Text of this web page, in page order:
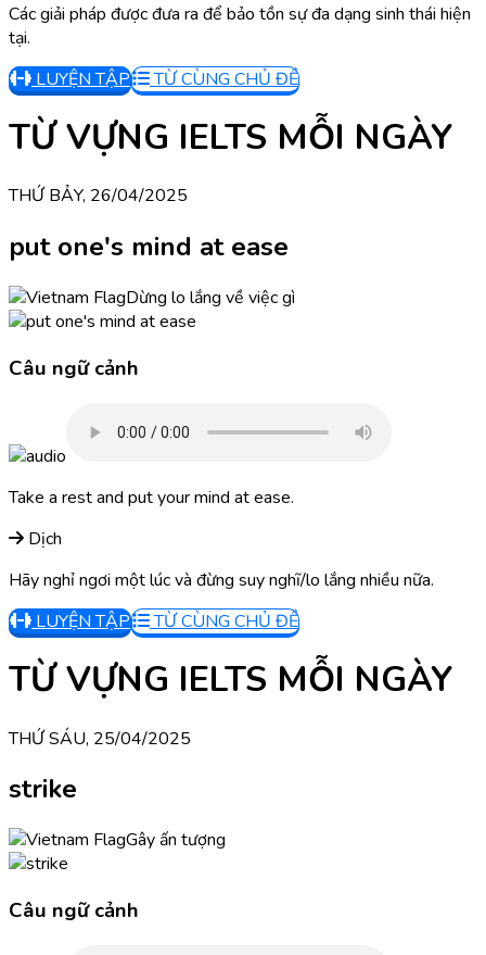
Các giải pháp được đưa ra để bảo tồn sự đa dạng sinh thái hiện
tại.
LUYỆN TẬP
TỪ CÙNG CHỦ ĐỀ
TỪ VỰNG IELTS MỖI NGÀY
THỨ BẢY, 26/04/2025
put one's mind at ease
Dừng lo lắng về việc gì
Câu ngữ cảnh
Take a rest and put your mind at ease.
Dịch
Hãy nghỉ ngơi một lúc và đừng suy nghĩ/lo lắng nhiều nữa.
LUYỆN TẬP
TỪ CÙNG CHỦ ĐỀ
TỪ VỰNG IELTS MỖI NGÀY
THỨ SÁU, 25/04/2025
strike
Gây ấn tượng
Câu ngữ cảnh